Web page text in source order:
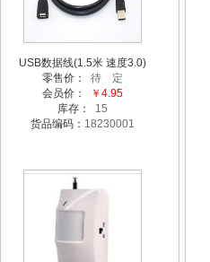
USB数据线(1.5米 速度3.0)
零售价： 待 定
会员价：
￥4.95
库存： 15
货品编码： 18230001